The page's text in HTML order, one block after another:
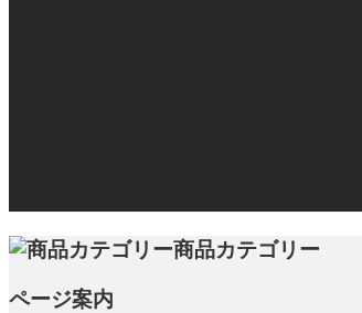
商品カテゴリー
ページ案内